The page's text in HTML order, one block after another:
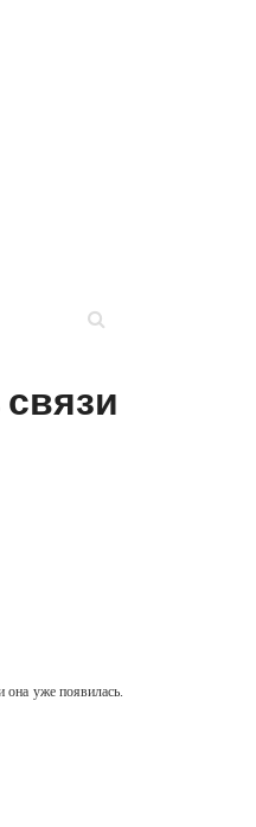
она уже появилась.